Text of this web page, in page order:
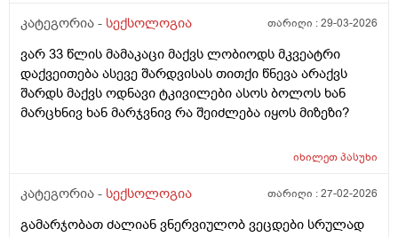
კატეგორია - სექსოლოგია თარიღი :29-03-2026
ვარ 33 წლის მამაკაცი მაქვს ლობიოდს მკვეატრი
დაქვეითება ასევე შარდვისას თითქი წნევა არაქვს
შარდს მაქვს ოდნავი ტკივილები ასოს ბოლოს ხან
მარცხნივ ხან მარჯვნივ რა შეიძლება იყოს მიზეზი?
იხილეთპასუხი
კატეგორია - სექსოლოგია თარიღი :27-02-2026
გამარჯობათ ძალიან ვნერვიულობ ვეცდები სრულად